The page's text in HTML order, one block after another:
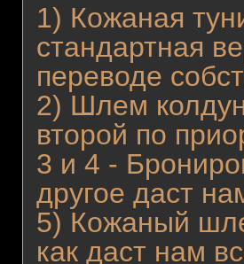
1) Кожаная
стандартная
переводе
2) Шлем
второй по
3 и 4 -
другое даст
5) Кожаный
как даст нам